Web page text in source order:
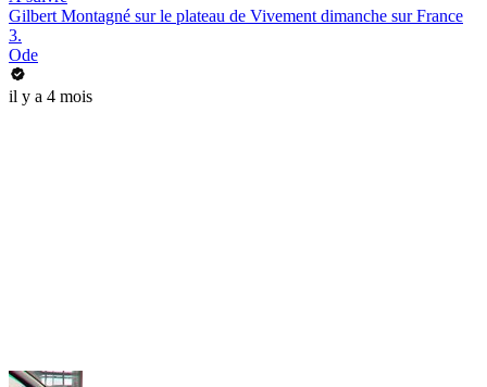
Gilbert Montagné sur le plateau de Vivement dimanche sur France
3.
Ode
il y a 4 mois